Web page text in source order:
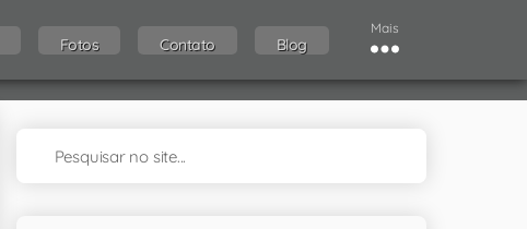
Fotos Contato Blog
Mais